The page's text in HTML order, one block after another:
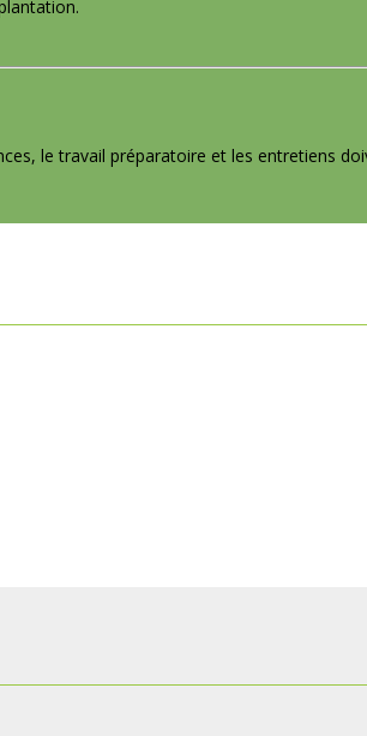
le travail préparatoire et les entretiens